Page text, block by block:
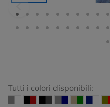
Tutti i colori disponibili: